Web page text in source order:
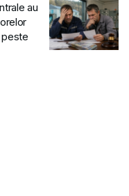
au
peste